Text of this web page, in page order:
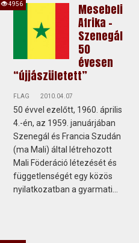
Mesebeli
Afrika -
Szenegál
50
évesen
“újjászületett”
FLAG 2010.04.07
50 évvel ezelőtt, 1960. április
4.-én, az 1959. januárjában
Szenegál és Francia Szudán
(ma Mali) által létrehozott
Mali Föderáció létezését és
függetlenségét egy közös
nyilatkozatban a gyarmati...
4956